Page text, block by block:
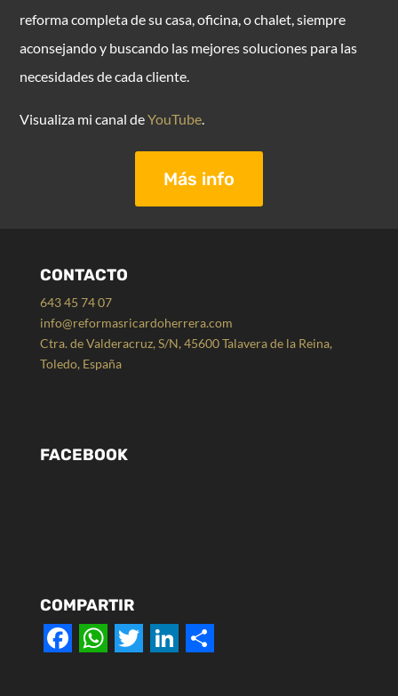
reforma completa de su casa, oficina, o chalet, siempre
aconsejando y buscando las mejores soluciones para las
necesidades de cada cliente.
Visualiza mi canal deYouTube
Más info
CONTACTO
643 45 74 07
info@reformasricardoherrera.com
Ctra. de Valderacruz, S/N, 45600 Talavera de la Reina,
Toledo, España
FACEBOOK
COMPARTIR